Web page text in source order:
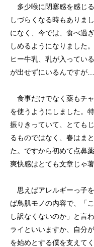
多少喉に閉塞感を感じ
しづらくなる時もありま
になく、今では、食べ過
しめるようになりました
ヒー牛乳、乳が入ってい
が出せずにいるんですが…
食事だけでなく薬もチ
を使うようにしました。
振りきっていて、とても
るものではなく、春はま
た。ですから初めて点鼻
爽快感はとても文章じゃ著
思えばアレルギーっ子
ば鳥肌モノの内容で、「
し訳なくないのか」と言
ライといいますか、自分
を始めとする僕を支えて